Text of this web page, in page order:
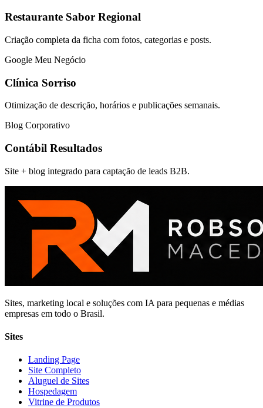
Restaurante Sabor Regional
Criação completa da ficha com fotos, categorias e posts.
Google Meu Negócio
Clínica Sorriso
Otimização de descrição, horários e publicações semanais.
Blog Corporativo
Contábil Resultados
Site + blog integrado para captação de leads B2B.
Sites, marketing local e soluções com IA para pequenas e médias
empresas em todo o Brasil.
Sites
Landing Page
Site Completo
Aluguel de Sites
Hospedagem
Vitrine de Produtos